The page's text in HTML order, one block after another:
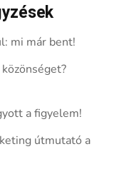
mi már bent!
a figyelem!
útmutató a